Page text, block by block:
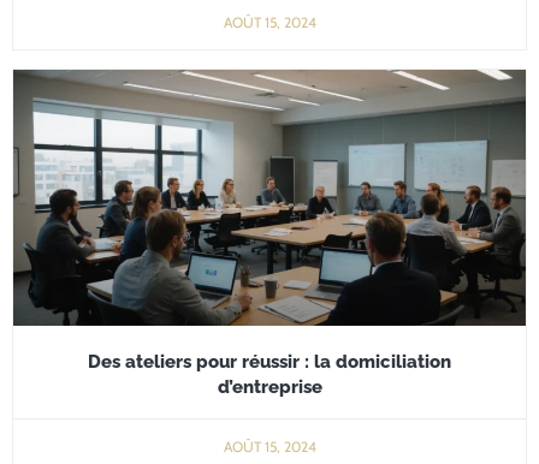
AOÛT 15, 2024
Des ateliers pour réussir : la domiciliation
d’entreprise
AOÛT 15, 2024